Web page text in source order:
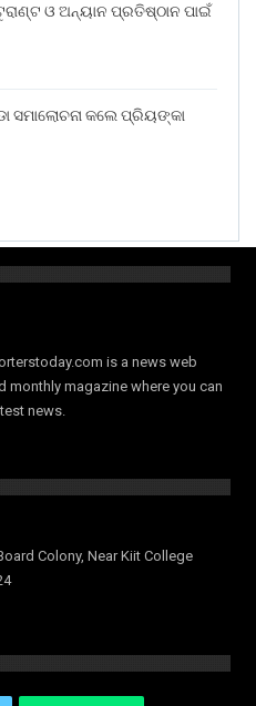
ଓ ଅନ୍ୟାନ ପ୍ରତିଷ୍ଠାନ ପାଇଁ
ସମାଲୋଚନା କଲେ ପ୍ରିୟଙ୍କା
is a news web
monthly magazine where you can
news.
Colony, Near Kiit College